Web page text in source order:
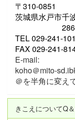
〒310-0851
茨城県水戸市千
TEL 029-241-
FAX 029-241-
E-mail:
koho＠mito-
＠を半角に変え
きこえについてQ